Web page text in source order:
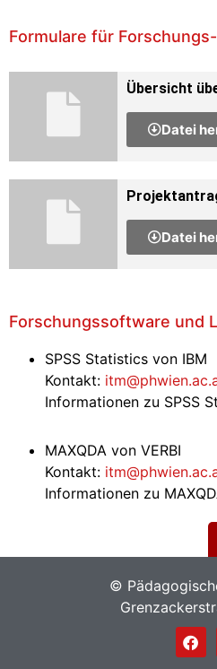
Formulare für
Übersicht
Datei
Datei
Forschungssoftware und
SPSS Statistics von IBM
Kontakt:
Informationen zu SPSS
MAXQDA von VERBI
Kontakt:
Informationen zu
©